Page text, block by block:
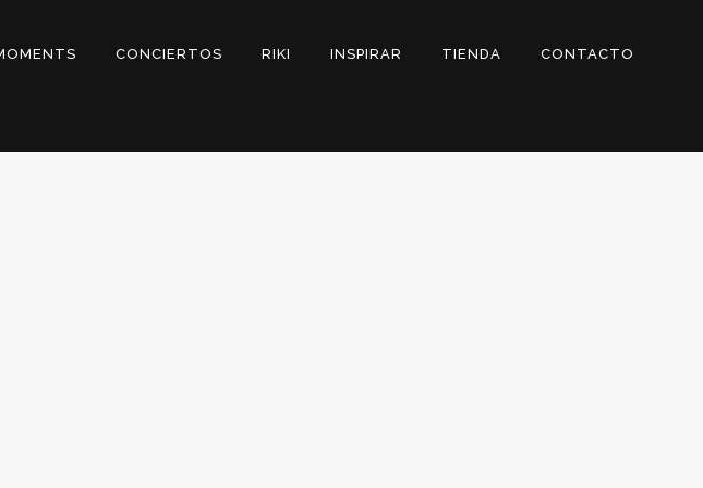
CONCIERTOS RIKI INSPIRAR TIENDA CONTACTO